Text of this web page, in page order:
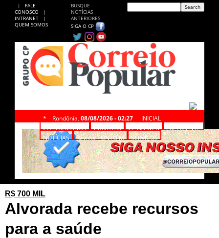
|
FALE
CONOSCO
|
INTRANET
|
QUEM SOMOS
BUSQUE
NOTÍCIAS
ANTERIORES
SIGA O CP
* Rondônia, 08/08/2026 - 02:27
INICIAL
CLASSIFICADOS
CONTATO CP NA WEB
EXPEDIENTE
NOTÍCIAS
Revista PONTO M SERVIÇOS
R$ 700 MIL
Alvorada recebe recursos
para a saúde